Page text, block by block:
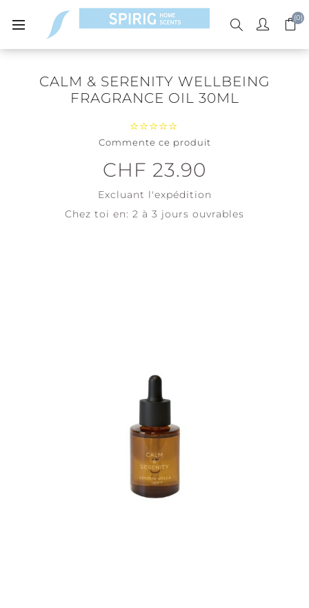
(0)
CALM & SERENITY WELLBEING
FRAGRANCE OIL 30ML
Commente ce produit
CHF 23.90
Excluant l'expédition
Chez toi en: 2 à 3 jours ouvrables